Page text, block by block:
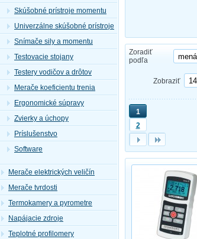
Zoradiť
podľa
Zobraziť
1
2
Skúšobné prístroje momentu
Univerzálne skúšobné prístroje
Snímače sily a momentu
Testovacie stojany
Testery vodičov a drôtov
Merače koeficientu trenia
Ergonomické súpravy
Zvierky a úchopy
Príslušenstvo
Software
Merače elektrických veličín
Merače tvrdosti
Termokamery a pyrometre
Napájacie zdroje
Teplotné profilomery